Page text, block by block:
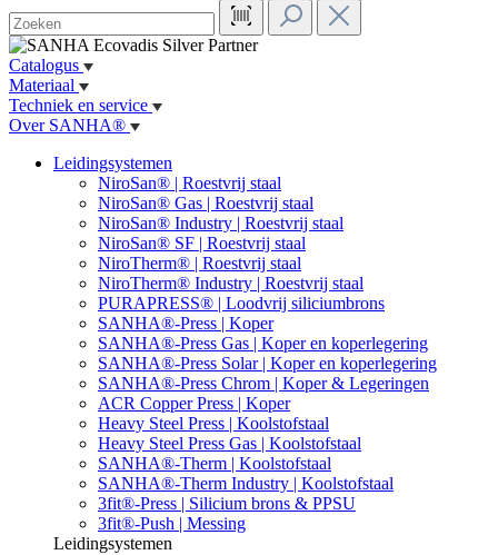
Catalogus
Materiaal
Techniek en service
Over SANHA®
Leidingsystemen
NiroSan® | Roestvrij staal
NiroSan® Gas | Roestvrij staal
NiroSan® Industry | Roestvrij staal
NiroSan® SF | Roestvrij staal
NiroTherm® | Roestvrij staal
NiroTherm® Industry | Roestvrij staal
PURAPRESS® | Loodvrij siliciumbrons
SANHA®-Press | Koper
SANHA®-Press Gas | Koper en koperlegering
SANHA®-Press Solar | Koper en koperlegering
SANHA®-Press Chrom | Koper & Legeringen
ACR Copper Press | Koper
Heavy Steel Press | Koolstofstaal
Heavy Steel Press Gas | Koolstofstaal
SANHA®-Therm | Koolstofstaal
SANHA®-Therm Industry | Koolstofstaal
3fit®-Press | Silicium brons & PPSU
3fit®-Push | Messing
Leidingsystemen